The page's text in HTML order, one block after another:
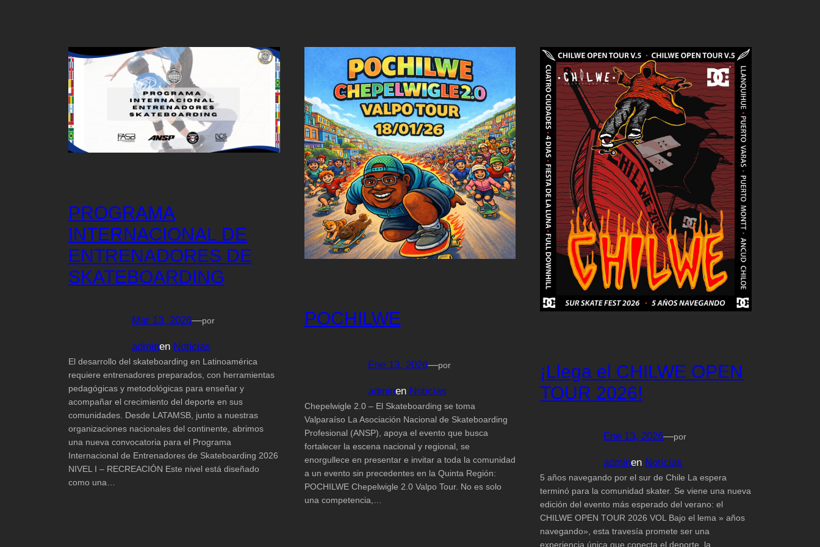
PROGRAMA
INTERNACIONAL DE
ENTRENADORES DE
SKATEBOARDING
Mar 13, 2026—por
adminen Noticias
El desarrollo del skateboarding en Latinoamérica
requiere entrenadores preparados, con herramientas
pedagógicas y metodológicas para enseñar y
acompañar el crecimiento del deporte en sus
comunidades. Desde LATAMSB, junto a nuestras
organizaciones nacionales del continente, abrimos
una nueva convocatoria para el Programa
Internacional de Entrenadores de Skateboarding 2026
NIVEL I – RECREACIÓN Este nivel está diseñado
como una…
POCHILWE
Ene 13, 2026—por
adminen Noticias
Chepelwigle 2.0 – El Skateboarding se toma
Valparaíso La Asociación Nacional de Skateboarding
Profesional (ANSP), apoya el evento que busca
fortalecer la escena nacional y regional, se
enorgullece en presentar e invitar a toda la comunidad
a un evento sin precedentes en la Quinta Región:
POCHILWE Chepelwigle 2.0 Valpo Tour. No es solo
una competencia,…
¡Llega el CHILWE OPEN
TOUR 2026!
Ene 13, 2026—por
adminen Noticias
5 años navegando por el sur de Chile La espera
terminó para la comunidad skater. Se viene una nueva
edición del evento más esperado del verano: el
CHILWE OPEN TOUR 2026 VOL Bajo el lema » años
navegando», esta travesía promete ser una
experiencia única que conecta el deporte, la